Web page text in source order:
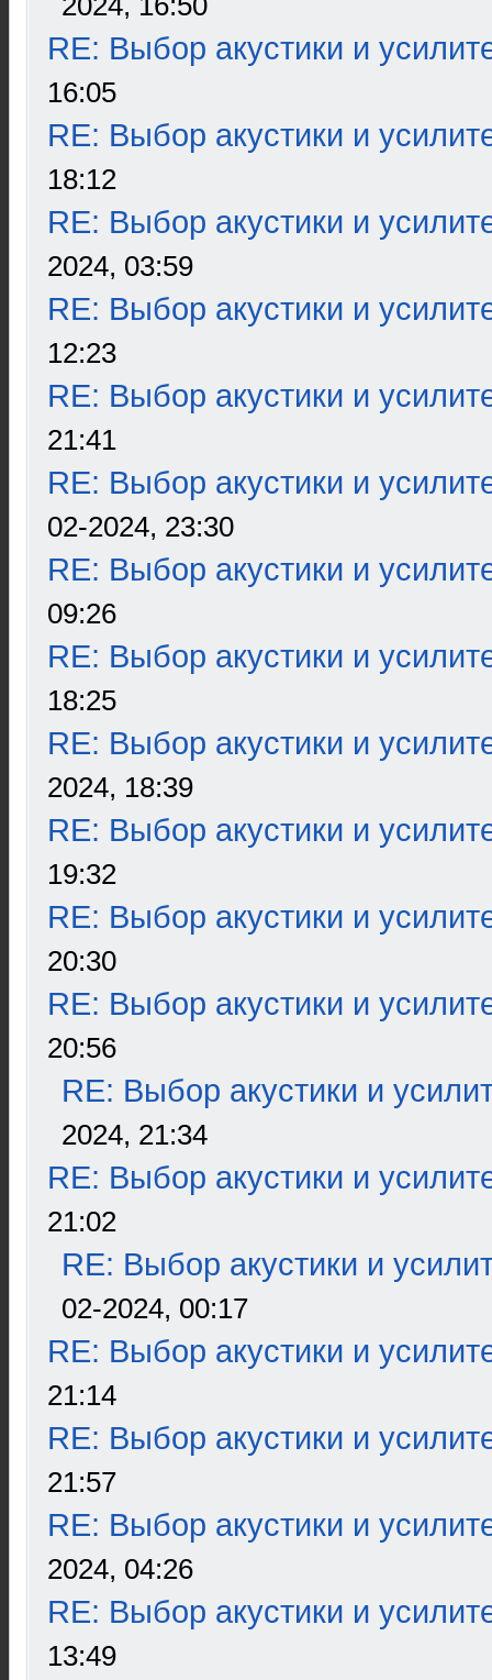
RE: Выбор акустики и
16:05
RE: Выбор акустики и
18:12
RE: Выбор акустики и
2024, 03:59
RE: Выбор акустики и
12:23
RE: Выбор акустики и
21:41
RE: Выбор акустики и
02-2024, 23:30
RE: Выбор акустики и
09:26
RE: Выбор акустики и
18:25
RE: Выбор акустики и
2024, 18:39
RE: Выбор акустики и
19:32
RE: Выбор акустики и
20:30
RE: Выбор акустики и
20:56
RE: Выбор акустики и
2024, 21:34
RE: Выбор акустики и
21:02
RE: Выбор акустики и
02-2024, 00:17
RE: Выбор акустики и
21:14
RE: Выбор акустики и
21:57
RE: Выбор акустики и
2024, 04:26
RE: Выбор акустики и
13:49